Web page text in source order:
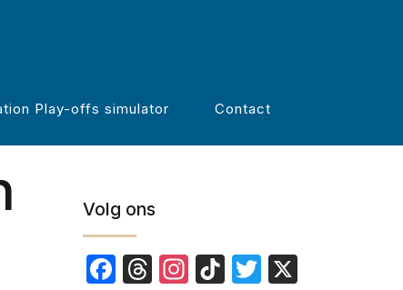
Play-offs simulator Contact
Volg ons
Facebook
Threads
Instagram
TikTokTwitter